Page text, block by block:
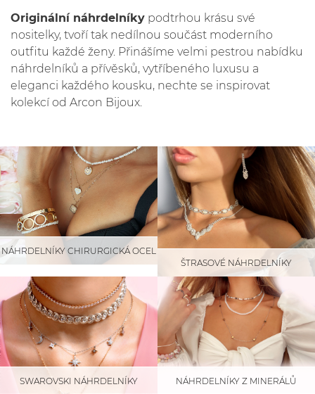
Originální náhrdelníky podtrhou krásu své
nositelky, tvoří tak nedílnou součást moderního
outfitu každé ženy. Přinášíme velmi pestrou nabídku
náhrdelníků a přívěsků, vytříbeného luxusu a
eleganci každého kousku, nechte se inspirovat
kolekcí od Arcon Bijoux.
NÁHRDELNÍKY CHIRURGICKÁ OCEL
ŠTRASOVÉ NÁHRDELNÍKY
SWAROVSKI NÁHRDELNÍKY NÁHRDELNÍKY Z MINERÁLŮ